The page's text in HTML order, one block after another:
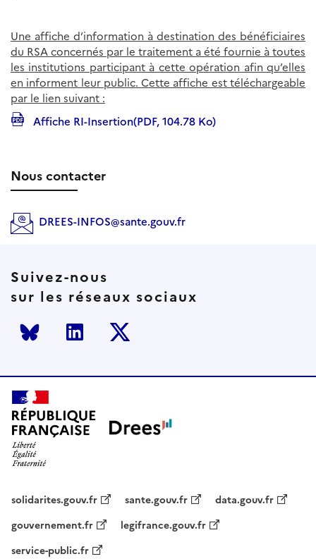
Une affiche d’information à destination des bénéficiaires
du RSA concernés par le traitement a été fournie à toutes
les institutions participant à cette opération afin qu’elles
en informent leur public. Cette affiche est téléchargeable
par le lien suivant :
Affiche RI-Insertion(PDF, 104.78 Ko)
Nous contacter
DREES-INFOS@sante.gouv.fr
Suivez-nous
sur les réseaux sociaux
Bluesky LinkedInTwitter
solidarites.gouv.fr sante.gouv.fr
data.gouv.fr
gouvernement.fr
legifrance.gouv.fr
service-public.fr